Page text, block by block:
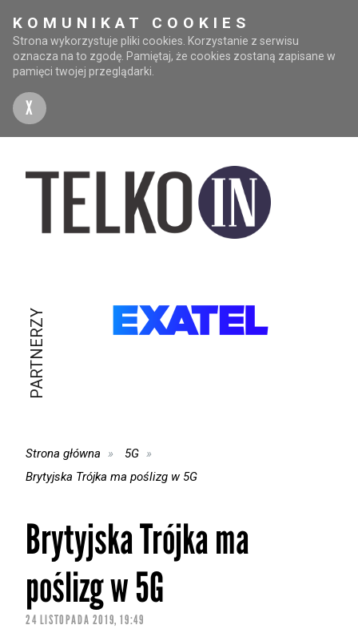
KOMUNIKAT COOKIES
Strona wykorzystuje pliki cookies. Korzystanie z serwisu
oznacza na to zgodę. Pamiętaj, że cookies zostaną zapisane w
pamięci twojej przeglądarki.
X
PARTNERZY
Strona główna
5G
Brytyjska Trójka ma poślizg w 5G
Brytyjska Trójka ma
poślizg w 5G
24 LISTOPADA 2019, 19:49